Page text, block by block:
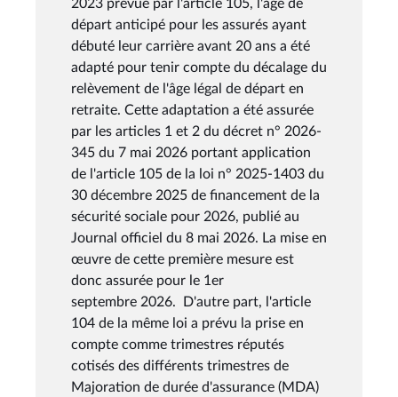
2023 prévue par l'article 105, l'âge de
départ anticipé pour les assurés ayant
débuté leur carrière avant 20 ans a été
adapté pour tenir compte du décalage du
relèvement de l'âge légal de départ en
retraite. Cette adaptation a été assurée
par les articles 1 et 2 du décret n° 2026-
345 du 7 mai 2026 portant application
de l'article 105 de la loi n° 2025-1403 du
30 décembre 2025 de financement de la
sécurité sociale pour 2026, publié au
Journal officiel du 8 mai 2026. La mise en
œuvre de cette première mesure est
donc assurée pour le 1er
septembre 2026. D'autre part, l'article
104 de la même loi a prévu la prise en
compte comme trimestres réputés
cotisés des différents trimestres de
Majoration de durée d'assurance (MDA)